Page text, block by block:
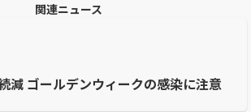
関連ニュース
減 ゴールデンウィークの感染に注意